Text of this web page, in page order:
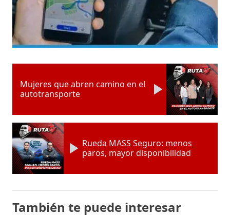
Mujeres que abren camino en el
autotransporte
Rueda MASS Seguro: menos
paros, mayor disponibilidad
También te puede interesar